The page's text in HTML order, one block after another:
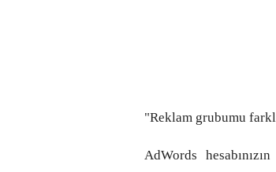
"Reklam grubumu
AdWords